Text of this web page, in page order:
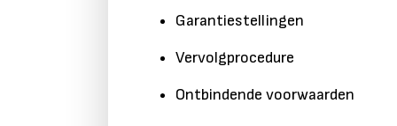
Garantiestellingen
Vervolgprocedure
Ontbindende voorwaarden